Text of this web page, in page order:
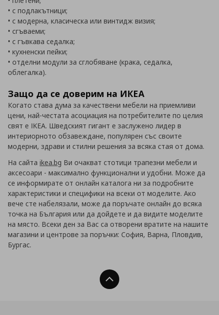
• с подлакътници;
• с модерна, класическа или винтидж визия;
• сгъваеми;
• с гъвкава седалка;
• кухненски пейки;
• отделни модули за сглобяване (крака, седалка,
облегалка).
Защо да се доверим на ИКЕА
Когато става дума за качествени мебели на приемливи
цени, най-честата асоциация на потребителите по целия
свят е IKEA. Шведският гигант е заслужено лидер в
интериорното обзавеждане, популярен със своите
модерни, здрави и стилни решения за всяка стая от дома.
На сайта ikea.bg Ви очакват стотици трапезни мебели и
аксесоари - максимално функционални и удобни. Може да
се информирате от онлайн каталога ни за подробните
характеристики и специфики на всеки от моделите. Ако
вече сте набелязали, може да поръчате онлайн до всяка
точка на България или да дойдете и да видите моделите
на място. Всеки ден за Вас са отворени вратите на нашите
магазини и центрове за поръчки: София, Варна, Пловдив,
Бургас.
Нагоре